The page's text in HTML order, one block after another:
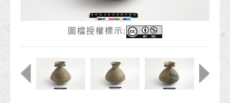
圖檔授權標示: